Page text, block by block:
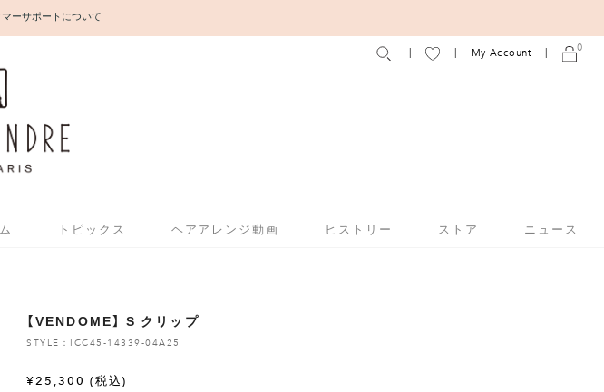
ーサポートについて
トピックス ヘアアレンジ動画 ヒストリー ストア ニュース
My Account 0
【VENDOME】 S クリップ
STYLE：ICC45-14339-04A25
¥25,300 (税込)